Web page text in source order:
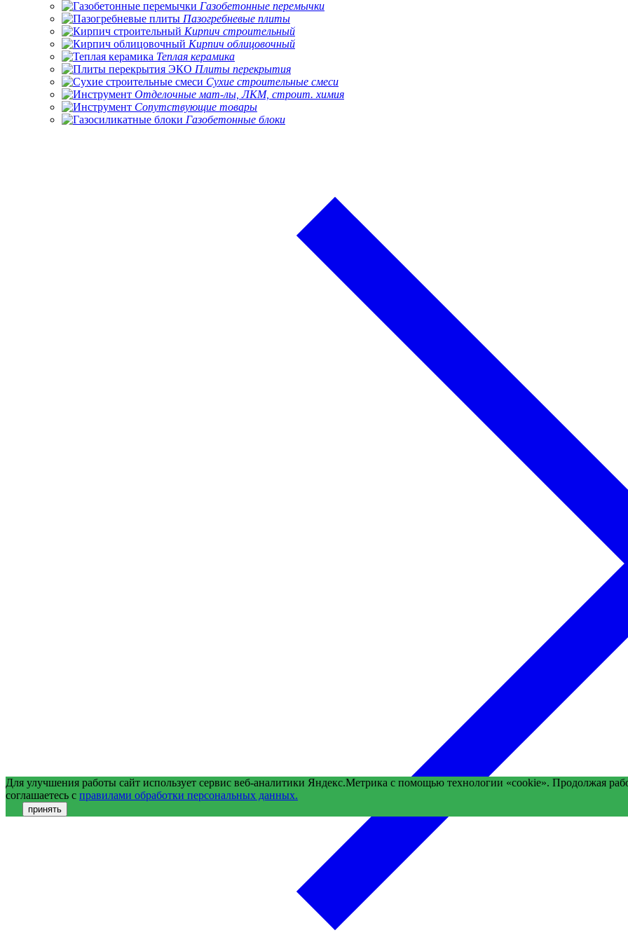
Газобетонные перемычки
Пазогребневые плиты
Кирпич строительный
Кирпич облицовочный
Теплая керамика
Плиты перекрытия
Сухие строительные смеси
Отделочные мат-лы, ЛКМ, строит. химия
Сопутствующие товары
Газобетонные блоки
Для улучшения работы сайт использует сервис веб-аналитики Яндекс.Метрика с помощью технологии «cookie». Продолжая
соглашаетесь с правилами обработки персональных данных.
принять